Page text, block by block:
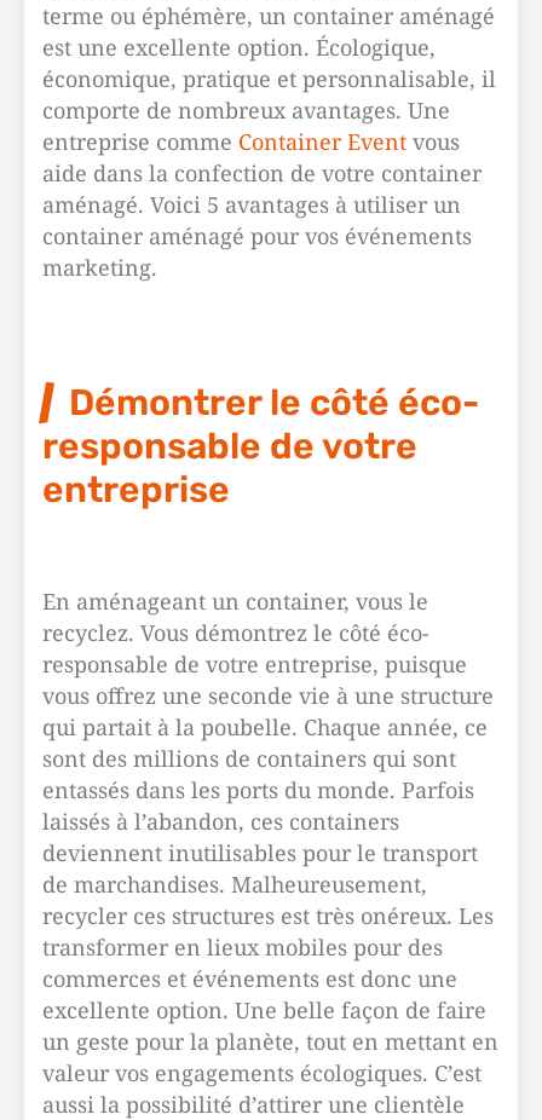
terme ou éphémère, un container aménagé
est une excellente option. Écologique,
économique, pratique et personnalisable, il
comporte de nombreux avantages. Une
entreprise comme Container Event vous
aide dans la confection de votre container
aménagé. Voici 5 avantages à utiliser un
container aménagé pour vos événements
marketing.
Démontrer le côté éco-
responsable de votre
entreprise
En aménageant un container, vous le
recyclez. Vous démontrez le côté éco-
responsable de votre entreprise, puisque
vous offrez une seconde vie à une structure
qui partait à la poubelle. Chaque année, ce
sont des millions de containers qui sont
entassés dans les ports du monde. Parfois
laissés à l’abandon, ces containers
deviennent inutilisables pour le transport
de marchandises. Malheureusement,
recycler ces structures est très onéreux. Les
transformer en lieux mobiles pour des
commerces et événements est donc une
excellente option. Une belle façon de faire
un geste pour la planète, tout en mettant en
valeur vos engagements écologiques. C’est
aussi la possibilité d’attirer une clientèle